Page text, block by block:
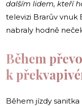
dalším lidem, kteří
televizi Brarův vnuk
nabraly hodně
Během
k
Během jízdy